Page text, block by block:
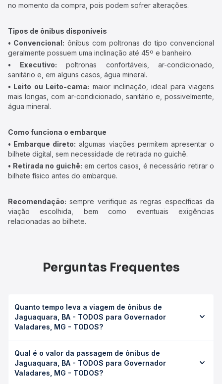
no momento da compra, pois podem sofrer alterações.
Tipos de ônibus disponíveis
• Convencional: ônibus com poltronas do tipo convencional
geralmente possuem uma inclinação até 45º e banheiro.
• Executivo: poltronas confortáveis, ar-condicionado,
sanitário e, em alguns casos, água mineral.
• Leito ou Leito-cama: maior inclinação, ideal para viagens
mais longas, com ar-condicionado, sanitário e, possivelmente,
água mineral.
Como funciona o embarque
• Embarque direto: algumas viações permitem apresentar o
bilhete digital, sem necessidade de retirada no guichê.
• Retirada no guichê: em certos casos, é necessário retirar o
bilhete físico antes do embarque.
Recomendação: sempre verifique as regras específicas da
viação escolhida, bem como eventuais exigências
relacionadas ao bilhete.
Perguntas Frequentes
Quanto tempo leva a viagem de ônibus de
Jaguaquara, BA - TODOS para Governador
Valadares, MG - TODOS?
Governador Valadares, MG - TODOS leva em média 14h
5min, podendo variar conforme a viação, o tipo de serviço
(convencional, executivo ou leito) e as condições de
Qual é o valor da passagem de ônibus de
Jaguaquara, BA - TODOS para Governador
Valadares, MG - TODOS?